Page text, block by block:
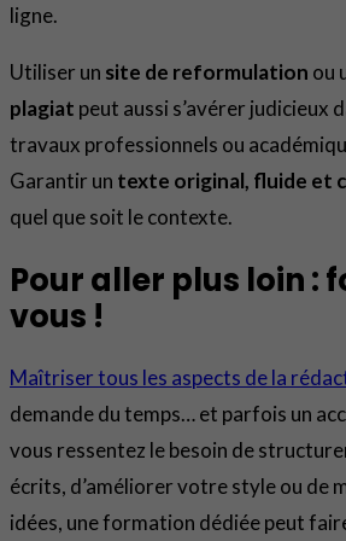
ligne.
Utiliser un site de reformulation ou
plagiat peut aussi s’avérer judicieux
travaux professionnels ou
Garantir un texte original, fluide et
quel que soit le contexte.
Pour aller plus loin :
vous !
Maîtriser tous les aspects de la
demande du temps… et parfois un
vous ressentez le besoin de
écrits, d’améliorer votre style ou de
idées, une formation dédiée peut